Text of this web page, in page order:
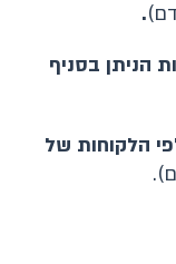
.
הניתן בסניף
הלקוחות של